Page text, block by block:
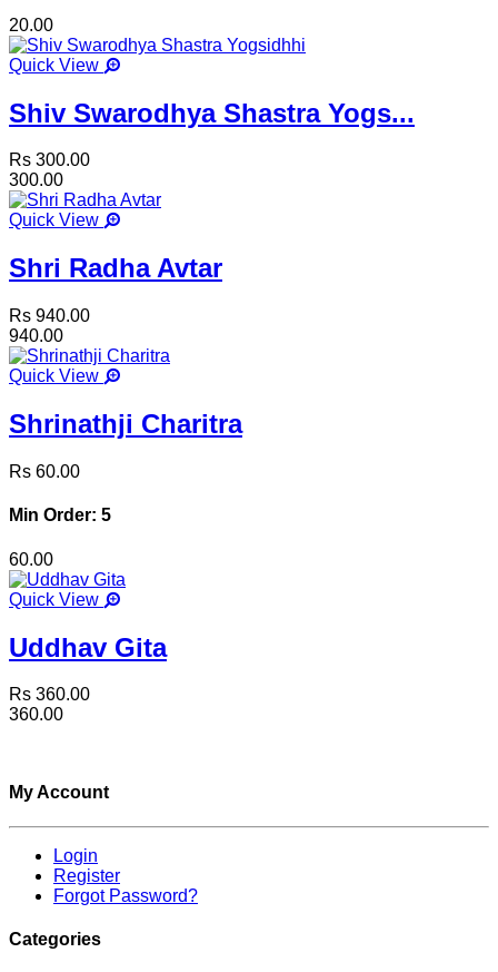
20.00
Quick View
Shiv Swarodhya Shastra Yogs...
Rs 300.00
300.00
Quick View
Shri Radha Avtar
Rs 940.00
940.00
Quick View
Shrinathji Charitra
Rs 60.00
Min Order: 5
60.00
Quick View
Uddhav Gita
Rs 360.00
360.00
My Account
Login
Register
Forgot Password?
Categories